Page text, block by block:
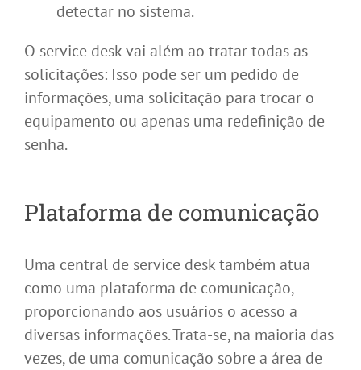
detectar no sistema.
O service desk vai além ao tratar todas as
solicitações: Isso pode ser um pedido de
informações, uma solicitação para trocar o
equipamento ou apenas uma redefinição de
senha.
Plataforma de comunicação
Uma central de service desk também atua
como uma plataforma de comunicação,
proporcionando aos usuários o acesso a
diversas informações. Trata-se, na maioria das
vezes, de uma comunicação sobre a área de